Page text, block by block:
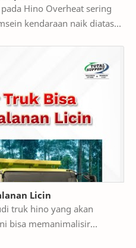
Hino Overheat sering
kendaraan naik diatas
Licin
truk hino yang akan
bisa memanimalisir